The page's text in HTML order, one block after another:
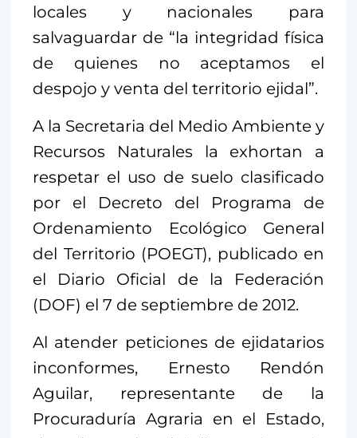
locales y nacionales para
salvaguardar de “la integridad física
de quienes no aceptamos el
despojo y venta del territorio ejidal”.
A la Secretaria del Medio Ambiente y
Recursos Naturales la exhortan a
respetar el uso de suelo clasificado
por el Decreto del Programa de
Ordenamiento Ecológico General
del Territorio (POEGT), publicado en
el Diario Oficial de la Federación
(DOF) el 7 de septiembre de 2012.
Al atender peticiones de ejidatarios
inconformes, Ernesto Rendón
Aguilar, representante de la
Procuraduría Agraria en el Estado,